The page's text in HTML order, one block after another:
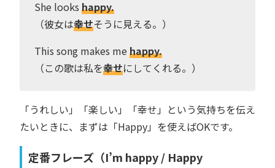
She looks happy.
（彼女は幸せそうに見える。）
This song makes mehappy.
（この歌は私を幸せにしてくれる。）
「うれしい」「楽しい」「幸せ」という気持ちを伝え
たいときに、まずは「Happy」を使えばOKです。
定番フレーズ（I’m happy / Happy